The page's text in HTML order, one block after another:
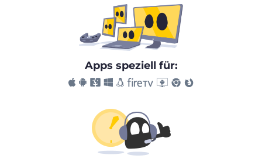
Apps speziell für: